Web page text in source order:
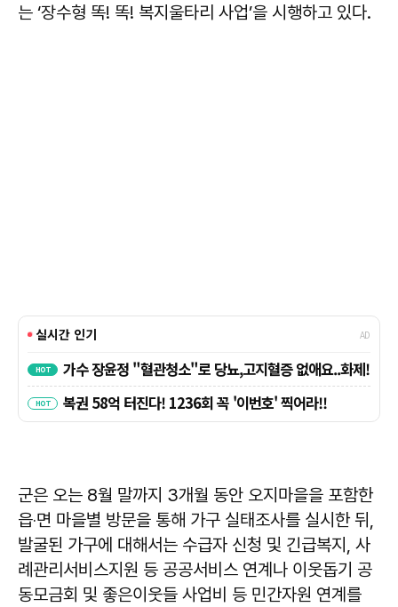
는 ‘장수형 똑! 똑! 복지울타리 사업’을 시행하고 있다.
군은 오는 8월 말까지 3개월 동안 오지마을을 포함한
읍‧면 마을별 방문을 통해 가구 실태조사를 실시한 뒤,
발굴된 가구에 대해서는 수급자 신청 및 긴급복지, 사
례관리서비스지원 등 공공서비스 연계나 이웃돕기 공
동모금회 및 좋은이웃들 사업비 등 민간자원 연계를